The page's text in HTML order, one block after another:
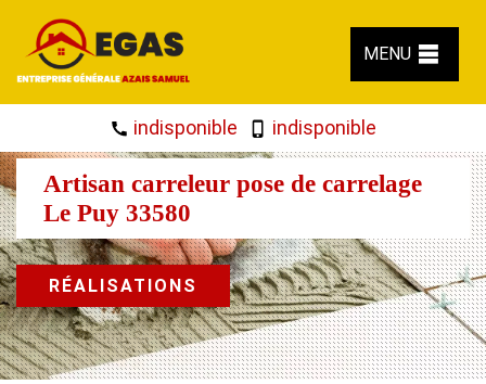
MENU
indisponible indisponible
Artisan carreleur pose de carrelage
Le Puy 33580
RÉALISATIONS